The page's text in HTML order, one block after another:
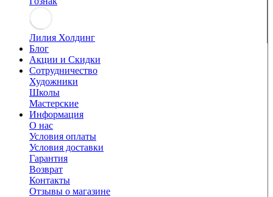
Лилия Холдинг
Блог
Акции и Скидки
Сотрудничество
Художники
Школы
Мастерские
Информация
О нас
Условия оплаты
Условия доставки
Гарантия
Возврат
Контакты
Отзывы о магазине